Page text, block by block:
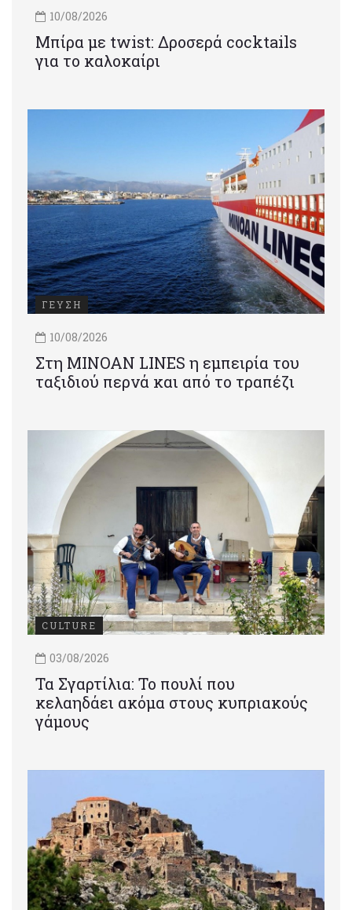
10/08/2026
Μπίρα με twist: Δροσερά cocktails
για το καλοκαίρι
ΓΕΥΣΗ
10/08/2026
Στη MINOAN LINES η εμπειρία του
ταξιδιού περνά και από το τραπέζι
CULTURE
03/08/2026
Τα Σγαρτίλια: Το πουλί που
κελαηδάει ακόμα στους κυπριακούς
γάμους